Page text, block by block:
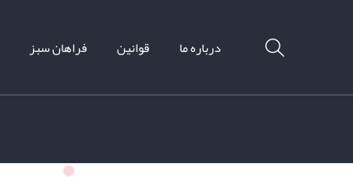
فراهان سبز قوانین درباره ما